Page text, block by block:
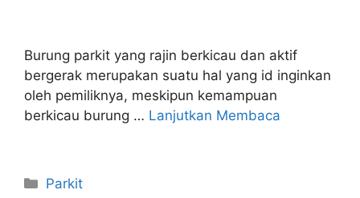
Burung parkit yang rajin berkicau dan aktif
bergerak merupakan suatu hal yang id inginkan
oleh pemiliknya, meskipun kemampuan
berkicau burung … Lanjutkan Membaca
Categories
Parkit